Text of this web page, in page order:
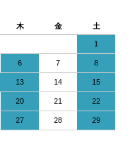
木 金 土
1
6 7 8
13 14 15
20 21 22
27 28 29